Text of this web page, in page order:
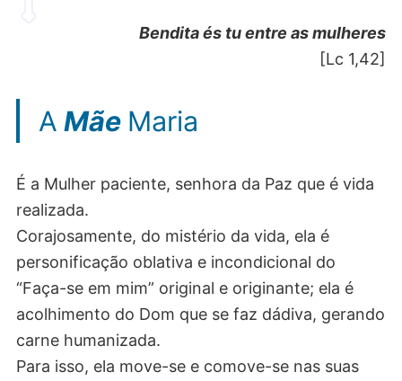
Bendita és tu entre as mulheres
[Lc 1,42]
A Mãe Maria
É a Mulher paciente, senhora da Paz que é vida
realizada.
Corajosamente, do mistério da vida, ela é
personificação oblativa e incondicional do
“Faça-se em mim” original e originante; ela é
acolhimento do Dom que se faz dádiva, gerando
carne humanizada.
Para isso, ela move-se e comove-se nas suas